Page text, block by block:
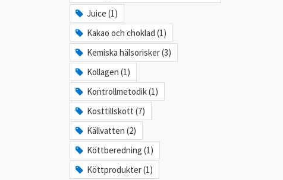
Juice (1)
Kakao och choklad (1)
Kemiska hälsorisker (3)
Kollagen (1)
Kontrollmetodik (1)
Kosttillskott (7)
Källvatten (2)
Köttberedning (1)
Köttprodukter (1)